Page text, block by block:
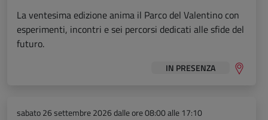
La ventesima edizione anima il Parco del Valentino con
esperimenti, incontri e sei percorsi dedicati alle sfide del
futuro.
IN PRESENZA
sabato 26 settembre 2026dalle ore 08:00 alle 17:10